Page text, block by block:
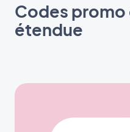
Codes
étendue